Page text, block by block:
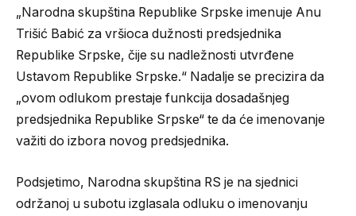
„Narodna skupština Republike Srpske imenuje Anu
Trišić Babić za vršioca dužnosti predsjednika
Republike Srpske, čije su nadležnosti utvrđene
Ustavom Republike Srpske.“ Nadalje se precizira da
„ovom odlukom prestaje funkcija dosadašnjeg
predsjednika Republike Srpske“ te da će imenovanje
važiti do izbora novog predsjednika.
Podsjetimo, Narodna skupština RS je na sjednici
održanoj u subotu izglasala odluku o imenovanju